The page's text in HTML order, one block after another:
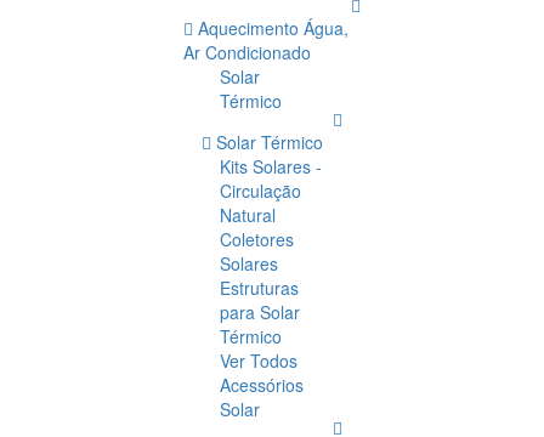
Aquecimento Água,
Ar Condicionado
Solar
Térmico
Solar Térmico
Kits Solares -
Circulação
Natural
Coletores
Solares
Estruturas
para Solar
Térmico
Ver Todos
Acessórios
Solar